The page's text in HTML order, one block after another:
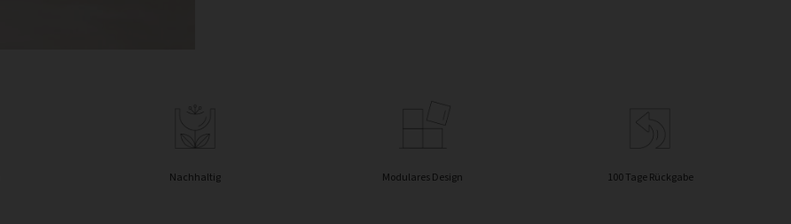
Nachhaltig Modulares Design 100 Tage Rückgabe